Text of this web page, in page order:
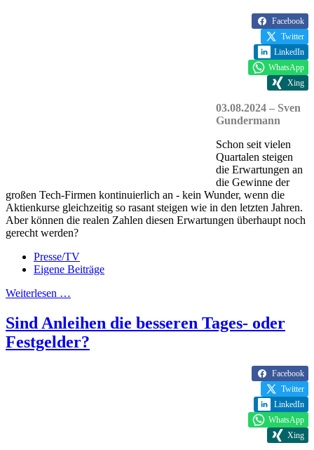
Facebook
Twitter
LinkedIn
WhatsApp
Xing
03.08.2024 – Sven
Gundermann
Schon seit vielen
Quartalen steigen
die Erwartungen an
die Gewinne der
großen Tech-Firmen kontinuierlich an - kein Wunder, wenn die
Aktienkurse gleichzeitig so rasant steigen wie in den letzten Jahren.
Aber können die realen Zahlen diesen Erwartungen überhaupt noch
gerecht werden?
Presse/TV
Eigene Beiträge
Weiterlesen …
Sind Anleihen die besseren Tages- oder
Festgelder?
Facebook
Twitter
LinkedIn
WhatsApp
Xing